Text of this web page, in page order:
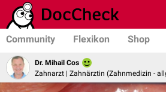
Community Flexikon Shop
Dr. Mihail Cos
Zahnarzt | Zahnärztin (Zahnmedizin -